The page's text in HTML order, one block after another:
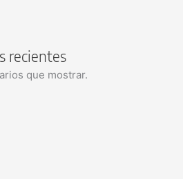
recientes
que mostrar.